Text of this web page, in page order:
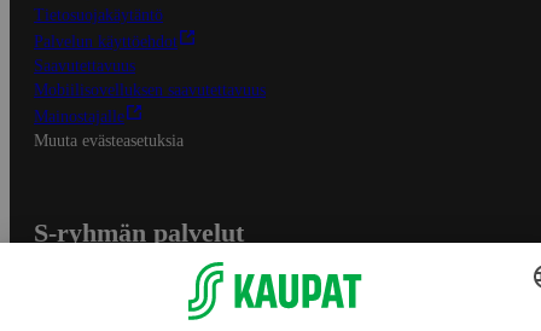
Tietosuojakäytäntö
Palvelun käyttöehdot
Saavutettavuus
Mobiilisovelluksen saavutettavuus
Mainostajalle
Muuta evästeasetuksia
S-ryhmän palvelut